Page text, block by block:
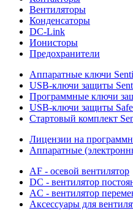
Вентиляторы
Конденсаторы
DC-Link
Ионисторы
Предохранители
Аппаратные ключи
USB-ключи защиты
Программные ключи
USB-ключи защиты
Стартовый комплект
Лицензии на
Аппаратные
AF - осевой вентилятор
DC - вентилятор
AC - вентилятор
Аксессуары для